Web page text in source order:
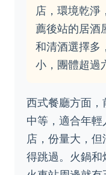
店，環境乾淨
薦後站的居酒
和清酒選擇多
小，團體超過
西式餐廳方面，
中等，適合年
店，份量大，
得跳過。火鍋和